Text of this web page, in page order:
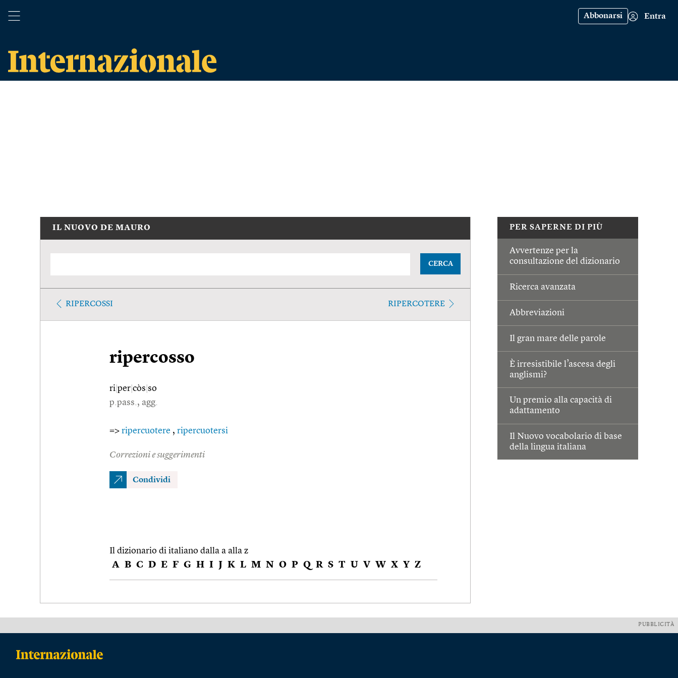
Abbonarsi Entra
PER SAPERNE DI PIÙ
Avvertenze per la
consultazione del dizionario
Ricerca avanzata
Abbreviazioni
Il gran mare delle parole
È irresistibile l’ascesa degli
anglismi?
Un premio alla capacità di
adattamento
Il Nuovo vocabolario di base
della lingua italiana
IL NUOVO DE MAURO
CERCA
RIPERCOSSI RIPERCOTERE
ripercosso
ri per còs so
p.pass., agg.
=> ripercuotere , ripercuotersi
Correzioni e suggerimenti
Condividi
Il dizionario di italiano dalla a alla z
A B C D E F G H I J K L M N O P Q R S T U V W X Y Z
PUBBLICITÀ